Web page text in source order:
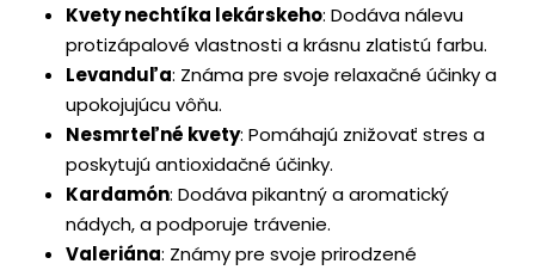
Kvety nechtíka lekárskeho: Dodáva nálevu
protizápalové vlastnosti a krásnu zlatistú farbu.
Levanduľa: Známa pre svoje relaxačné účinky a
upokojujúcu vôňu.
Nesmrteľné kvety: Pomáhajú znižovať stres a
poskytujú antioxidačné účinky.
Kardamón: Dodáva pikantný a aromatický
nádych,a podporuje trávenie.
Valeriána: Známy pre svoje prirodzené